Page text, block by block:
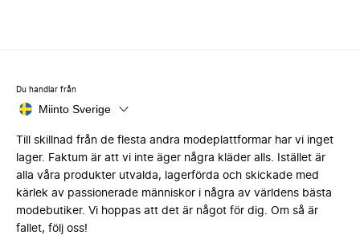
Du handlar från
Miinto Sverige
Till skillnad från de flesta andra modeplattformar har vi inget
lager. Faktum är att vi inte äger några kläder alls. Istället är
alla våra produkter utvalda, lagerförda och skickade med
kärlek av passionerade människor i några av världens bästa
modebutiker. Vi hoppas att det är något för dig. Om så är
fallet, följ oss!